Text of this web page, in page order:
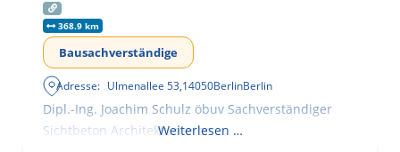
368.9 km
Bausachverständige
Adresse: Ulmenallee 53,14050BerlinBerlin
Dipl.-Ing. Joachim Schulz öbuv Sachverständiger
Sichtbeton Architekturbeton
Weiterlesen …